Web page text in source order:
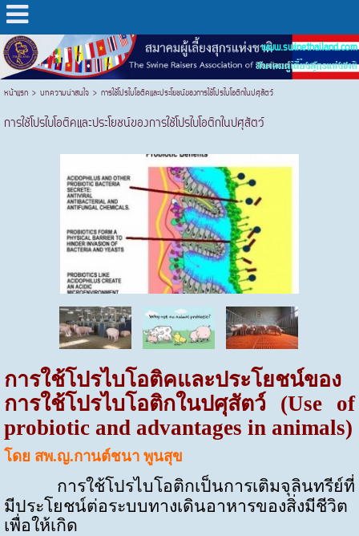
www.swinethailand.com
สมาคมผู้เลี้ยงสุกรแห่งชาติ
หน้าแรก > บทความน่าสนใจ> การใช้โปรไบโอติคและประโยชน์ของการใช้โปรไบโอติกในปศุสัตว์
การใช้โปรไบโอติคและประโยชน์ของการใช้โปรไบโอติกในปศุสัตว์
การใช้โปรไบโอติคและประโยชน์ของ
การใช้โปรไบโอติกในปศุสัตว์ (Use of
probiotic and advantages in animals)
โดย สพ.ญ.กานต์ชนา พูนสุข
การใช้โปรไบโอติกเป็นการเติมจุลินทรีย์ที่
มีประโยชน์ต่อระบบทางเดินอาหารของสิ่งมีชีวิต
เพื่อให้เกิด